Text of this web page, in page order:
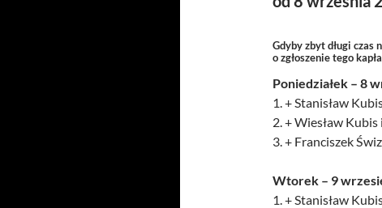
Gdyby zbyt długi czas
o zgłoszenie tego
Poniedziałek – 8
1. + Stanisław
2. + Wiesław
3. + Franciszek
Wtorek – 9
1. + Stanisław